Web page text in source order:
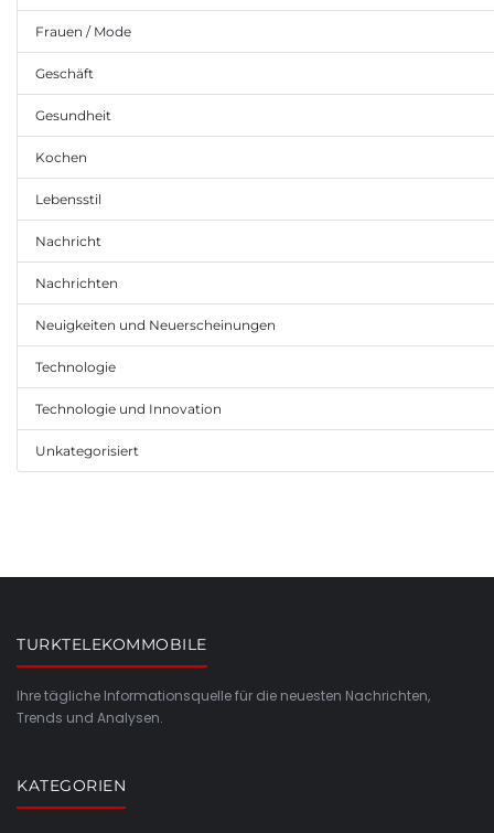
Frauen / Mode
Geschäft
Gesundheit
Kochen
Lebensstil
Nachricht
Nachrichten
Neuigkeiten und Neuerscheinungen
Technologie
Technologie und Innovation
Unkategorisiert
TURKTELEKOMMOBILE
Ihre tägliche Informationsquelle für die neuesten Nachrichten,
Trends und Analysen.
KATEGORIEN